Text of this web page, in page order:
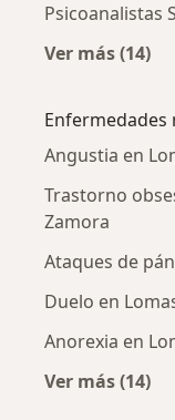
Psicoanalistas
Ver más (14)
Enfermedades
Angustia en
Trastorno
Zamora
Ataques de
Duelo en
Anorexia en
Ver más (14)